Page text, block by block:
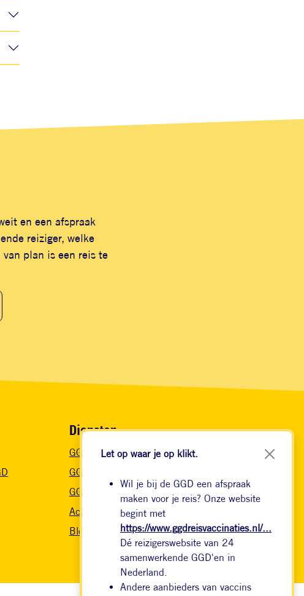
Let op waar je op klikt.
Wil je bij de GGD een afspraak
maken voor je reis? Onze website
begint met
https://www.ggdreisvaccinaties.nl/...
Dé reizigerswebsite van 24
samenwerkende GGD'en in
Nederland.
Andere aanbieders van vaccins
en een afspraak
reiziger, welke
plan is een reis te
Diensten
GGD Vaccinaties
GGDBeroepsvaccinaties
GGDVaccinatiesopmaat
Actueel nieuws
Blog